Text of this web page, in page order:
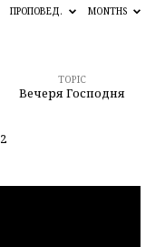
ПРОПОВЕД. MONTHS
TOPIC
Вечеря Господня